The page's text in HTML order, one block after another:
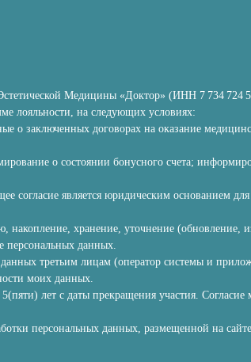
Медицины «Доктор» (ИНН 7 734 724
лояльности, на следующих условиях:
о заключенных договорах на оказание
о состоянии бонусного счета;
согласие является юридическим основанием
накопление, хранение, уточнение (обновление,
персональных данных.
третьим лицам (оператор системы и
моих данных.
лет с даты прекращения участия. Согласие
персональных данных, размещенной на